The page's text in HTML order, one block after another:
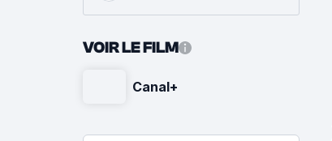
VOIR LE FILM
Canal+